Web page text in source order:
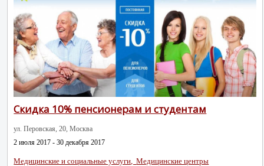
Скидка 10% пенсионерам и студентам
ул. Перовская, 20, Москва
2 июля 2017 - 30 декабря 2017
Медицинские и социальные услуги,Медицинские центры